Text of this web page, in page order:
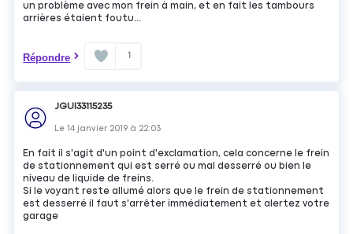
un problème avec mon frein à main, et en fait les tambours
arrières étaient foutu...
Répondre 1
JGUI33115235
Le14 janvier 2019 à 22:03
En fait il s'agit d'un point d'exclamation, cela concerne le frein
de stationnement qui est serré ou mal desserré ou bien le
niveau de liquide de freins.
Si le voyant reste allumé alors que le frein de stationnement
est desserré il faut s'arrêter immédiatement et alertez votre
garage